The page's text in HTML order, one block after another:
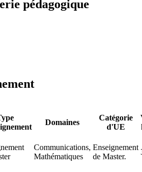
pédagogique
Domaines
Catégorie
d'UE
Communications,
Mathématiques
Enseignement
de Master.